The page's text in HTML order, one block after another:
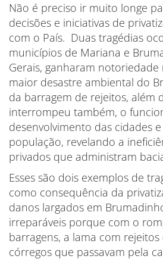
Não é preciso ir muito longe
decisões e iniciativas de
com o País. Duas tragédias
municípios de Mariana e
Gerais, ganharam
maior desastre ambiental do
da barragem de rejeitos, além
interrompeu também, o
desenvolvimento das cidades
população, revelando a
privados que administram
Esses são dois exemplos de
como consequência da
danos largados em
irreparáveis porque com o
barragens, a lama com
córregos que passavam pela